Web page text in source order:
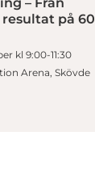
på 60
kl 9:00-11:30
Arena, Skövde